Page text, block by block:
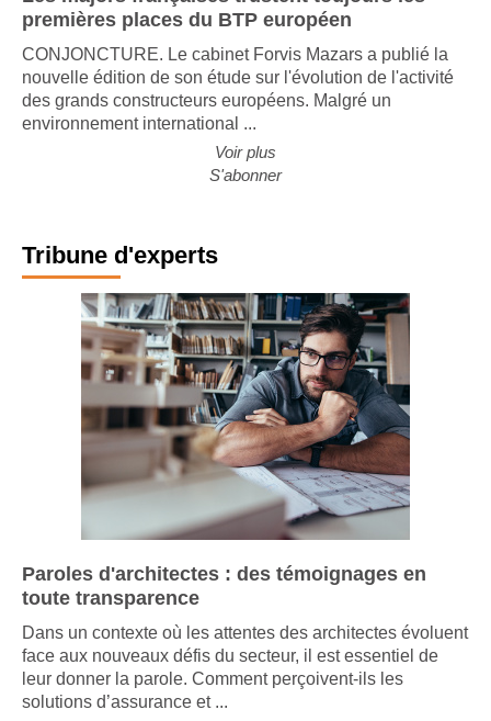
Les majors françaises trustent toujours les
premières places du BTP européen
CONJONCTURE. Le cabinet Forvis Mazars a publié la
nouvelle édition de son étude sur l'évolution de l'activité
des grands constructeurs européens. Malgré un
Voir plus
Tribune d'experts
Paroles d'architectes : des témoignages en
toute transparence
Dans un contexte où les attentes des architectes évoluent
face aux nouveaux défis du secteur, il est essentiel de
leur donner la parole. Comment perçoivent-ils les